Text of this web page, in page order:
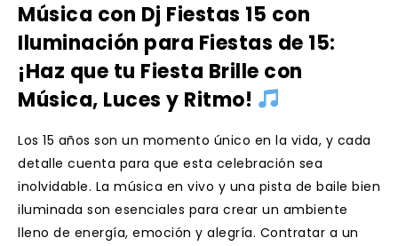
Música con Dj Fiestas 15 con
Iluminación para Fiestas de 15:
¡Haz que tu Fiesta Brille con
Música, Luces y Ritmo!
Los 15 años son un momento único en la vida, y cada
detalle cuenta para que esta celebración sea
inolvidable. La música en vivo y una pista de baile bien
iluminada son esenciales para crear un ambiente
lleno de energía, emoción y alegría. Contratar a un